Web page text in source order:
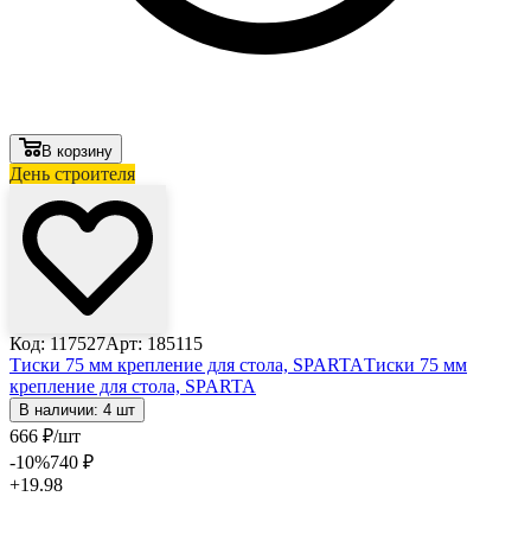
В корзину
День строителя
Код: 117527Арт: 185115
Тиски 75 мм крепление для стола, SPARTAТиски 75 мм
крепление для стола, SPARTA
В наличии: 4 шт
666 ₽/шт
-10%740 ₽
+19.98